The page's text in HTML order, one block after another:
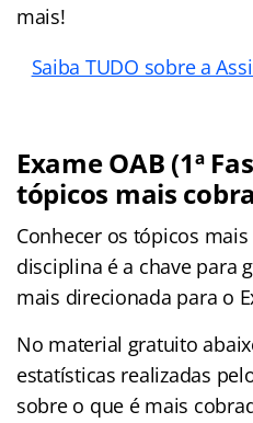
mais!
Saiba TUDO sobre a
Exame OAB (1ª
tópicos mais
Conhecer os tópicos
disciplina é a chave para
mais direcionada para o
No material gratuito
estatísticas realizadas
sobre o que é mais